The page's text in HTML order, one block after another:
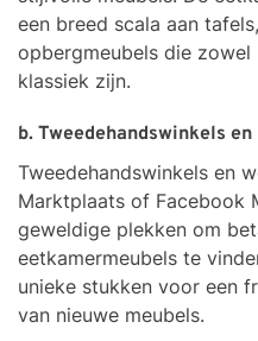
een breed scala aan
opbergmeubels die zowel
klassiek zijn.
b. Tweedehandswinkels
Tweedehandswinkels en
Marktplaats of Facebook
geweldige plekken om
eetkamermeubels te
unieke stukken voor een
van nieuwe meubels.